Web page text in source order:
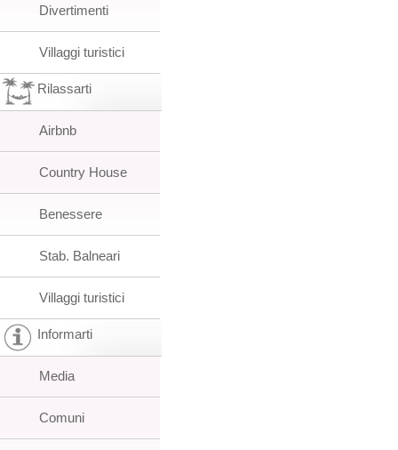
Divertimenti
Villaggi turistici
Rilassarti
Airbnb
Country House
Benessere
Stab. Balneari
Villaggi turistici
Informarti
Media
Comuni